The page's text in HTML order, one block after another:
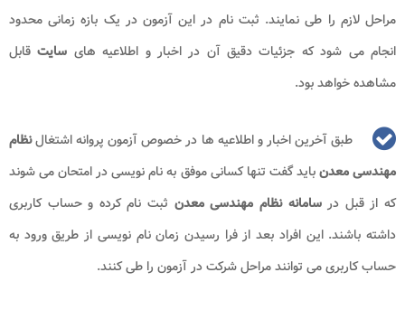
مراحل لازم را طی نمایند. ثبت نام در این آزمون در یک بازه زمانی محدود
انجام می شود که جزئیات دقیق آن در اخبار و اطلاعیه های سایت قابل
مشاهده خواهد بود.
طبق آخرین اخبار و اطلاعیه ها در خصوص آزمون پروانه اشتغالنظام
مهندسی معدنباید گفت تنها کسانی موفق به نام نویسی در امتحان می شوند
که از قبل درسامانه نظام مهندسی معدن ثبت نام کرده و حساب کاربری
داشته باشند. این افراد بعد از فرا رسیدن زمان نام نویسی از طریق ورود به
حساب کاربری می توانند مراحل شرکت در آزمون را طی کنند.